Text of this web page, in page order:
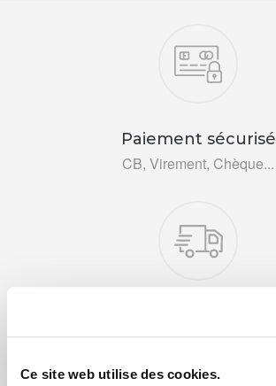
Ce site web utilise des cookies.
Paiement sécurisé
CB, Virement, Chèque...
Via DPD ou colissimo